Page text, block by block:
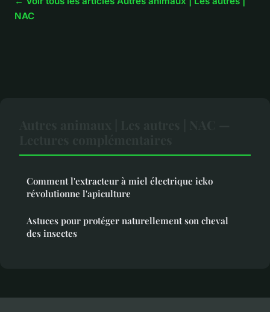
NAC
Comment l'extracteur à miel électrique icko
révolutionne l'apiculture
Astuces pour protéger naturellement son cheval
des insectes